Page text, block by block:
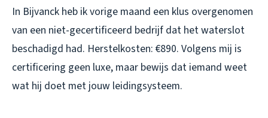
In Bijvanck heb ik vorige maand een klus overgenomen
van een niet-gecertificeerd bedrijf dat het waterslot
beschadigd had. Herstelkosten: €890. Volgens mij is
certificering geen luxe, maar bewijs dat iemand weet
wat hij doet met jouw leidingsysteem.